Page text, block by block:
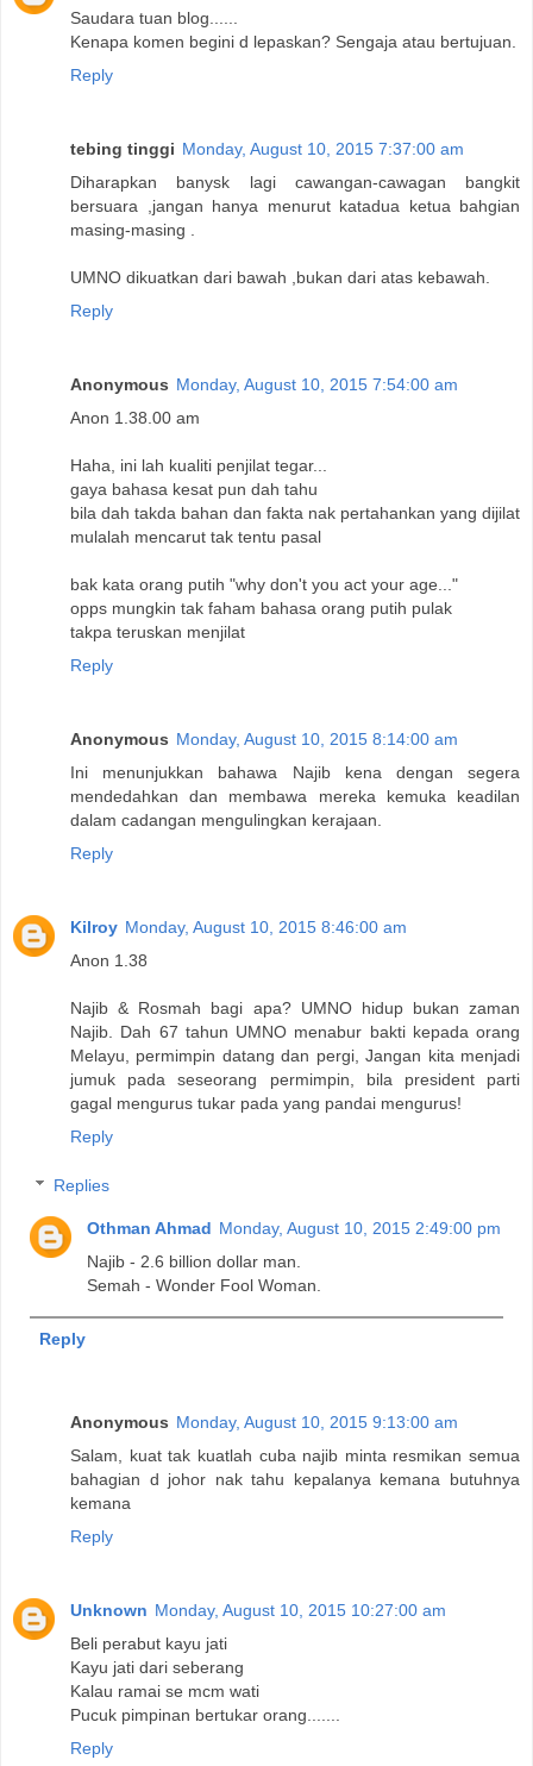
Saudara tuan blog......
Kenapa komen begini d lepaskan? Sengaja atau bertujuan.
Reply
tebing tinggi Monday, August 10, 2015 7:37:00 am
Diharapkan banysk lagi cawangan-cawagan bangkit
bersuara ,jangan hanya menurut katadua ketua bahgian
masing-masing .
UMNO dikuatkan dari bawah ,bukan dari atas kebawah.
Reply
Anonymous Monday, August 10, 2015 7:54:00 am
Anon 1.38.00 am
Haha, ini lah kualiti penjilat tegar...
gaya bahasa kesat pun dah tahu
bila dah takda bahan dan fakta nak pertahankan yang dijilat
mulalah mencarut tak tentu pasal
bak kata orang putih "why don't you act your age..."
opps mungkin tak faham bahasa orang putih pulak
takpa teruskan menjilat
Reply
Anonymous Monday, August 10, 2015 8:14:00 am
Ini menunjukkan bahawa Najib kena dengan segera
mendedahkan dan membawa mereka kemuka keadilan
dalam cadangan mengulingkan kerajaan.
Reply
Kilroy Monday, August 10, 2015 8:46:00 am
Anon 1.38
Najib & Rosmah bagi apa? UMNO hidup bukan zaman
Najib. Dah 67 tahun UMNO menabur bakti kepada orang
Melayu, permimpin datang dan pergi, Jangan kita menjadi
jumuk pada seseorang permimpin, bila president parti
gagal mengurus tukar pada yang pandai mengurus!
Reply
Replies
Othman Ahmad Monday, August 10, 2015 2:49:00 pm
Najib - 2.6 billion dollar man.
Semah - Wonder Fool Woman.
Reply
Anonymous Monday, August 10, 2015 9:13:00 am
Salam, kuat tak kuatlah cuba najib minta resmikan semua
bahagian d johor nak tahu kepalanya kemana butuhnya
kemana
Reply
Unknown Monday, August 10, 2015 10:27:00 am
Beli perabut kayu jati
Kayu jati dari seberang
Kalau ramai se mcm wati
Pucuk pimpinan bertukar orang.......
Reply